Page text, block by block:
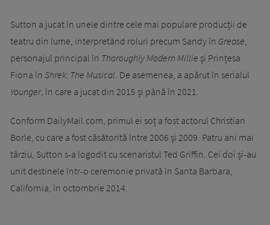
Sutton a jucat în unele dintre cele mai populare producții de
teatru din lume, interpretând roluri precum Sandy în Grease
personajul principal în Thoroughly Modern Millie și Prințesa
Fiona în Shrek: The Musical . De asemenea, a apărut în serialul
Younger, în care a jucat din 2015 și până în 2021.
Conform DailyMail.com, primul ei soț a fost actorul Christian
Borle, cu care a fost căsătorită între 2006 și 2009. Patru ani mai
târziu, Sutton s-a logodit cu scenaristul Ted Griffin. Cei doi și-au
unit destinele într-o ceremonie privată în Santa Barbara,
California, în octombrie 2014.